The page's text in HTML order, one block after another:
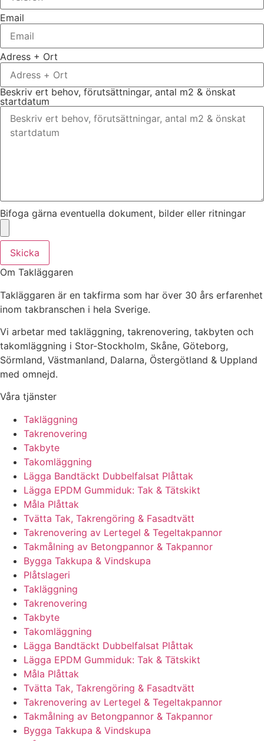
Email
Adress + Ort
Beskriv ert behov, förutsättningar, antal m2 & önskat
startdatum
Bifoga gärna eventuella dokument, bilder eller ritningar
Skicka
Om Takläggaren
Takläggaren är en takfirma som har över 30 års erfarenhet
inom takbranschen i hela Sverige.
Vi arbetar med takläggning, takrenovering, takbyten och
takomläggning i Stor-Stockholm, Skåne, Göteborg,
Sörmland, Västmanland, Dalarna, Östergötland & Uppland
med omnejd.
Våra tjänster
Takläggning
Takrenovering
Takbyte
Takomläggning
Lägga Bandtäckt Dubbelfalsat Plåttak
Lägga EPDM Gummiduk: Tak & Tätskikt
Måla Plåttak
Tvätta Tak, Takrengöring & Fasadtvätt
Takrenovering av Lertegel & Tegeltakpannor
Takmålning av Betongpannor & Takpannor
Bygga Takkupa & Vindskupa
Plåtslageri
Takläggning
Takrenovering
Takbyte
Takomläggning
Lägga Bandtäckt Dubbelfalsat Plåttak
Lägga EPDM Gummiduk: Tak & Tätskikt
Måla Plåttak
Tvätta Tak, Takrengöring & Fasadtvätt
Takrenovering av Lertegel & Tegeltakpannor
Takmålning av Betongpannor & Takpannor
Bygga Takkupa & Vindskupa